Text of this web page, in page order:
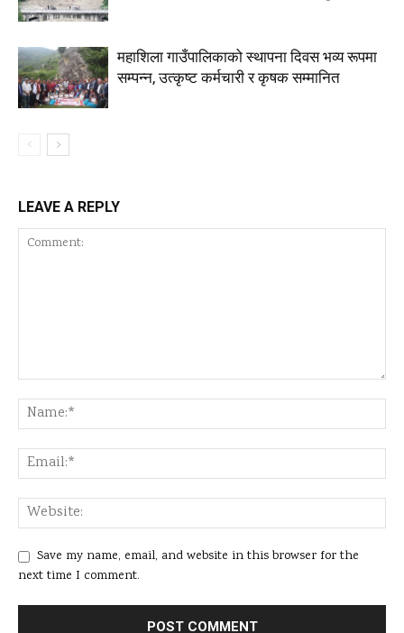
महाशिला गाउँपालिकाको स्थापना दिवस भव्य रूपमा
सम्पन्न, उत्कृष्ट कर्मचारी र कृषक सम्मानित
LEAVE A REPLY
Save my name, email, and website in this browser for the
next time I comment.